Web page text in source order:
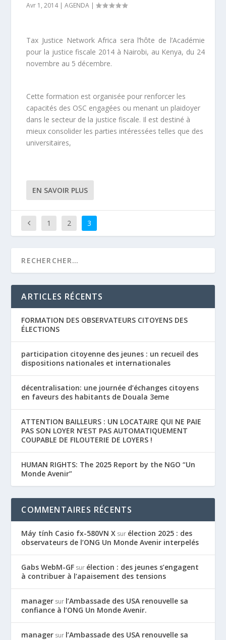
Avr 1, 2014|AGENDA |
Tax Justice Network Africa sera l’hôte de l’Académie
pour la justice fiscale 2014 à Nairobi, au Kenya, du 24
novembre au 5 décembre.
Cette formation est organisée pour renforcer les
capacités des OSC engagées ou menant un plaidoyer
dans le secteur de la justice fiscale. Il est destiné à
mieux consolider les parties intéressées telles que des
universitaires,
EN SAVOIR PLUS
1 2 3
ARTICLES RÉCENTS
FORMATION DES OBSERVATEURS CITOYENS DES
ÉLECTIONS
participation citoyenne des jeunes : un recueil des
dispositions nationales et internationales
décentralisation: une journée d’échanges citoyens
en faveurs des habitants de Douala 3eme
ATTENTION BAILLEURS : UN LOCATAIRE QUI NE PAIE
PAS SON LOYER N’EST PAS AUTOMATIQUEMENT
COUPABLE DE FILOUTERIE DE LOYERS !
HUMAN RIGHTS: The 2025 Report by the NGO “Un
Monde Avenir”
COMMENTAIRES RÉCENTS
Máy tính Casio fx-580VN X sur élection 2025 : des
observateurs de l’ONG Un Monde Avenir interpelés
Gabs WebM-GF sur élection : des jeunes s’engagent
à contribuer à l’apaisement des tensions
manager sur l’Ambassade des USA renouvelle sa
confiance à l’ONG Un Monde Avenir.
manager sur l’Ambassade des USA renouvelle sa